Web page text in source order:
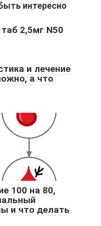
интересно
2,5мг N50
и лечение
а что
100 на 80,
и что делать